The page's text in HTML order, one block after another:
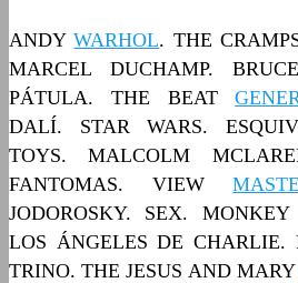
ANDYWARHOL. THE
MARCEL DUCHAMP.
PÁTULA. THE BEAT
DALÍ. STAR WARS.
TOYS. MALCOLM
FANTOMAS. VIEW
JODOROSKY. SEX.
LOS ÁNGELES DE CHARLIE.
TRINO. THE JESUS AND MARY